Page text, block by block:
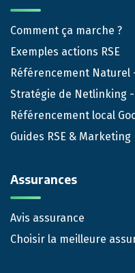
Comment ça marche ?
Exemples actions RSE
Référencement Naturel
Stratégie de Netlinking -
Référencement local
Guides RSE &
Assurances
Avis assurance
Choisir la meilleure